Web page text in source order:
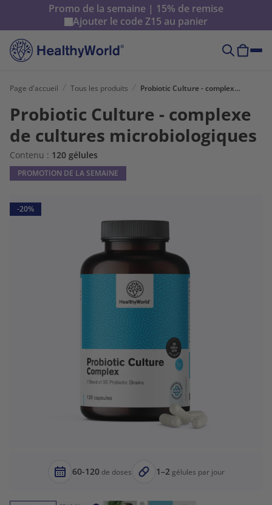
Promo de la semaine | 15% de remise
Ajouter le codeZ15 au panier
Page d'accueil Tous les produits Probiotic Culture - complexe de cultures microbiologiques
Probiotic Culture - complexe
de cultures microbiologiques
Contenu : 120 gélules
PROMOTION DE LA SEMAINE
-20%
60-120de doses 1–2gélules par jour